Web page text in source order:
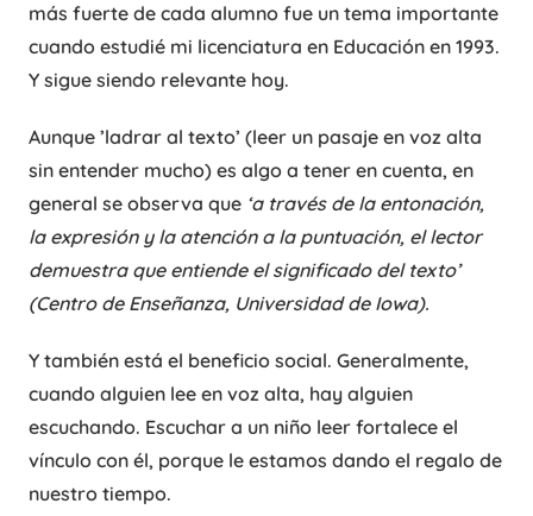
más fuerte de cada alumno fue un tema importante
cuando estudié mi licenciatura en Educación en 1993.
Y sigue siendo relevante hoy.
Aunque ’ladrar al texto’ (leer un pasaje en voz alta
sin entender mucho) es algo a tener en cuenta, en
general se observa que ‘a través de la entonación,
la expresión y la atención a la puntuación, el lector
demuestra que entiende el significado del texto’
(Centro de Enseñanza, Universidad de Iowa).
Y también está el beneficio social. Generalmente,
cuando alguien lee en voz alta, hay alguien
escuchando. Escuchar a un niño leer fortalece el
vínculo con él, porque le estamos dando el regalo de
nuestro tiempo.